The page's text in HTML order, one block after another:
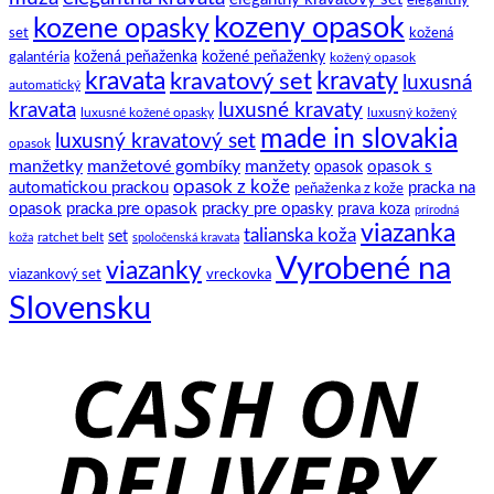
história
klasický
spoločenský
motýlik
set kozene opasky kozeny opasok kožená
galantéria kožená peňaženka kožené peňaženky kožený opasok
automatický kravata kravatový set kravaty luxusná
kravata luxusné kožené opasky luxusné kravaty luxusný kožený
opasok luxusný kravatový set made in slovakia
manžetky manžetové gombíky manžety opasok opasok s
automatickou prackou opasok z kože peňaženka z kože pracka na
opasok pracka pre opasok pracky pre opasky prava koza prírodná
koža ratchet belt set spoločenská kravata talianska koža viazanka
viazankový set viazanky vreckovka Vyrobené na
Slovensku